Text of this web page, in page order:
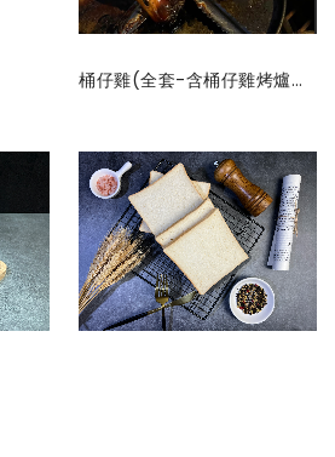
桶仔雞(全套-含桶仔雞烤爐及用具)